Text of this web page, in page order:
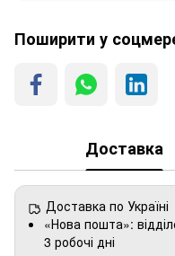
Поширити у
Доставка
Доставка по Україні
«Нова пошта»:
3 робочі дні